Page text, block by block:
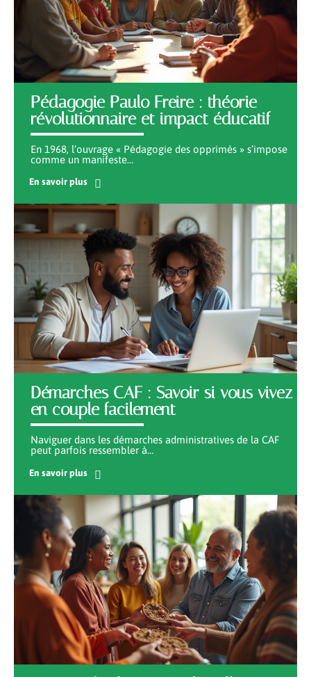
Pédagogie Paulo Freire : théorie
révolutionnaire et impact éducatif
En 1968, l’ouvrage « Pédagogie des opprimés » s’impose
comme un manifeste…
En savoir plus
Démarches CAF : Savoir si vous vivez
en couple facilement
Naviguer dans les démarches administratives de la CAF
peut parfois ressembler à…
En savoir plus